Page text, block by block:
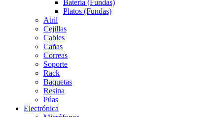
Batería (Fundas)
Platos (Fundas)
Atril
Cejillas
Cables
Cañas
Correas
Soporte
Rack
Baquetas
Resina
Púas
Electrónica